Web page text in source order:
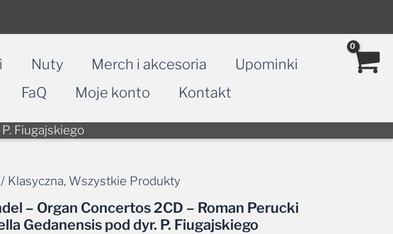
Nuty Merch i akcesoria
Upominki
FaQ Moje konto Kontakt
Fiugajskiego
Klasyczna, Wszystkie Produkty
– Organ Concertos 2CD – Roman Perucki
Gedanensis pod dyr. P. Fiugajskiego